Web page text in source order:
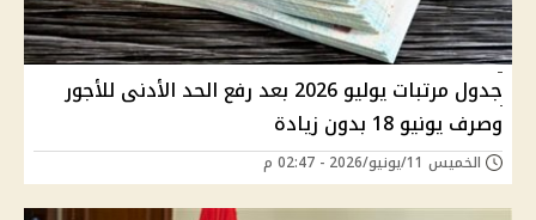
جدول مرتبات يوليو 2026 بعد رفع الحد الأدنى للأجور
وصرف يونيو 18 بدون زيادة
الخميس 11/يونيو/2026 - 02:47 م